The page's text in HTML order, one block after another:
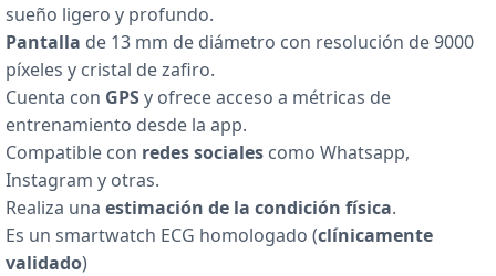
sueño ligero y profundo.
Pantalla de 13 mm de diámetro con resolución de 9000
píxeles y cristal de zafiro.
Cuenta con GPSy ofrece acceso a métricas de
entrenamiento desde la app.
Compatible con redes sociales como Whatsapp,
Instagram y otras.
Realiza una estimación de la condición física.
Es un smartwatch ECG homologado (clínicamente
validado)